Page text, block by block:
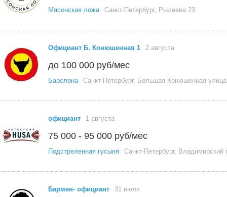
Мясонская ложа Санкт-Петербург, Рылеева 23
Официант Б. Конюшенная 1 2 августа
до 100 000 руб/мес
Барслона Санкт-Петербург, Большая Конюшенная
официант 1 августа
75 000 - 95 000 руб/мес
Подстреленная гусыня Санкт-Петербург, Владимирский
Бармен- официант 31 июля